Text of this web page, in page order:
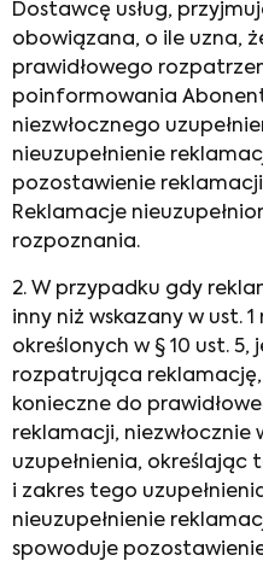
Dostawcę usług,
obowiązana, o ile uzna,
prawidłowego
poinformowania
niezwłocznego
nieuzupełnienie
pozostawienie
Reklamacje
rozpoznania.
2. W przypadku gdy
inny niż wskazany w ust.
określonych w § 10 ust.
rozpatrująca
konieczne do
reklamacji, niezwłocznie
uzupełnienia, określając
i zakres tego
nieuzupełnienie
spowoduje